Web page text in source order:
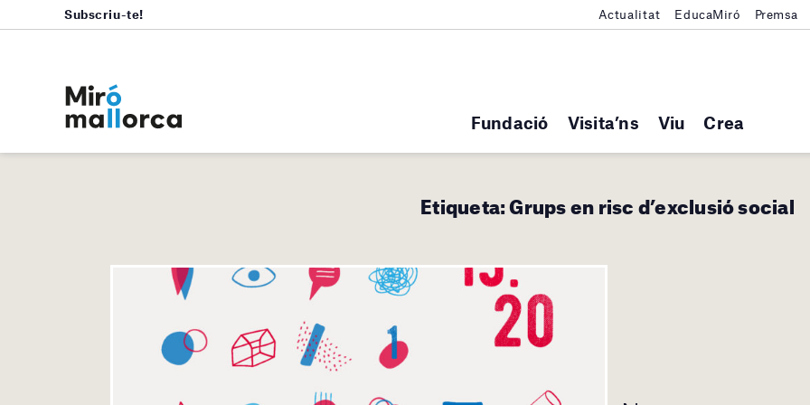
Fundació Visita’ns Viu Crea
Subscriu-te! Actualitat EducaMiró Premsa
Etiqueta:Grups en risc d’exclusió social